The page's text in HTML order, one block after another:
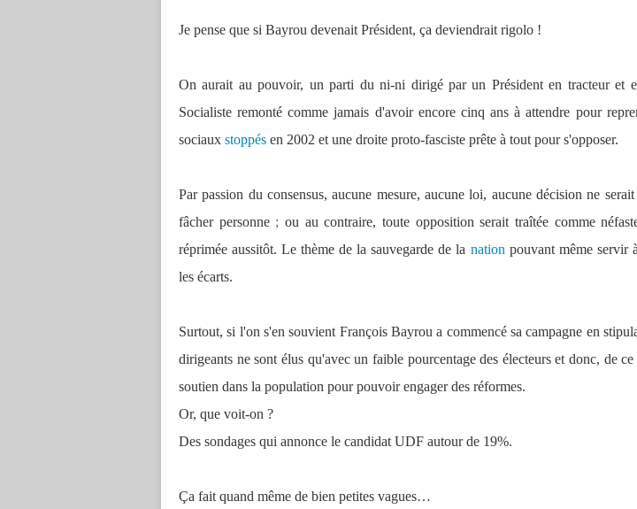
Je pense que si Bayrou devenait Président, ça deviendrait rigolo !
On aurait au pouvoir, un parti du ni-ni dirigé par un Président en tracteur et
Socialiste remonté comme jamais d'avoir encore cinq ans à attendre pour
sociaux stoppés en 2002 et une droite proto-fasciste prête à tout pour s'opposer.
Par passion du consensus, aucune mesure, aucune loi, aucune décision ne
fâcher personne ; ou au contraire, toute opposition serait traîtée comme
réprimée aussitôt. Le thème de la sauvegarde de la nation pouvant même servir
les écarts.
Surtout, si l'on s'en souvient François Bayrou a commencé sa campagne en
dirigeants ne sont élus qu'avec un faible pourcentage des électeurs et donc, de
soutien dans la population pour pouvoir engager des réformes.
Or, que voit-on ?
Des sondages qui annonce le candidat UDF autour de 19%.
Ça fait quand même de bien petites vagues…